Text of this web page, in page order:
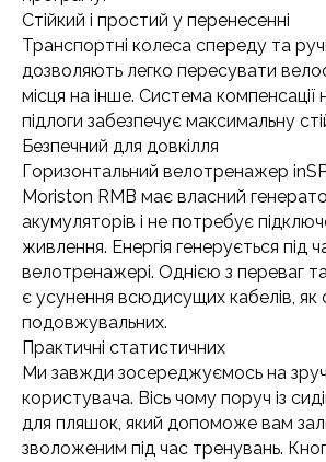
Стійкий і простий у перенесенні
Транспортні колеса спереду та
дозволяють легко пересувати
місця на інше. Система компенсації
підлоги забезпечує максимальну
Безпечний для довкілля
Горизонтальний велотренажер
Moriston RMB має власний
акумуляторів і не потребує
живлення. Енергія генерується під
велотренажері. Однією з переваг
є усунення всюдисущих кабелів, як
подовжувальних.
Практичні статистичних
Ми завжди зосереджуємось на
користувача. Вісь чому поруч із
для пляшок, який допоможе вам
зволоженим під час тренувань.